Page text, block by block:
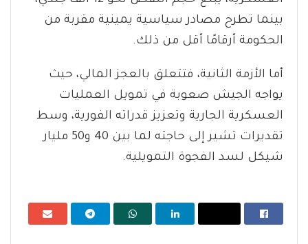
بينما تطرح مصادر سياسية يمينية مقربة من
الحكومة أرقامًا أقل من ذلك.
أما الأزمة الثانية، فتتعلق بالعجز المالي، حيث
يواجه الجيش صعوبة في تمويل العمليات
العسكرية الجارية وتعزيز قدراته الفورية، وسط
تقديرات تشير إلى حاجته لما بين 40 و50 مليار
شيكل لسد الفجوة التمويلية.